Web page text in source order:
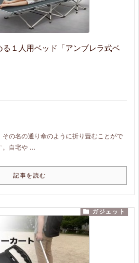
１人用ベッド「アンブレラ式ベ
の名の通り傘のように折り畳むことがで
。自宅や ...
記事を読む
 ガジェット